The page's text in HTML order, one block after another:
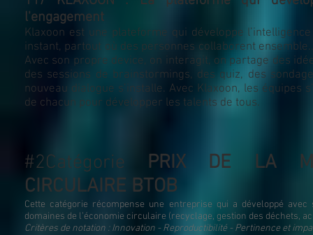
#2Catégorie PRIX DE LA
CIRCULAIRE BTOB
Cette catégorie récompense une entreprise qui a développé
domaines de l’économie circulaire (recyclage, gestion des déchets,
Critères de notation : Innovation - Reproductibilité - Pertinence et
l'engagement
Klaxoon est une plateforme qui développe
instant, partout où des personnes collaborent
Avec son propre device, on interagit, on partage des
des sessions de brainstormings, des quiz, des
nouveau dialogue s’installe. Avec Klaxoon, les équipes
de chacun pour développer les talents de tous.